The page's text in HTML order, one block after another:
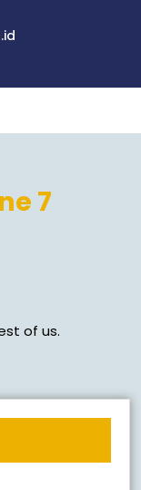
7
of us.